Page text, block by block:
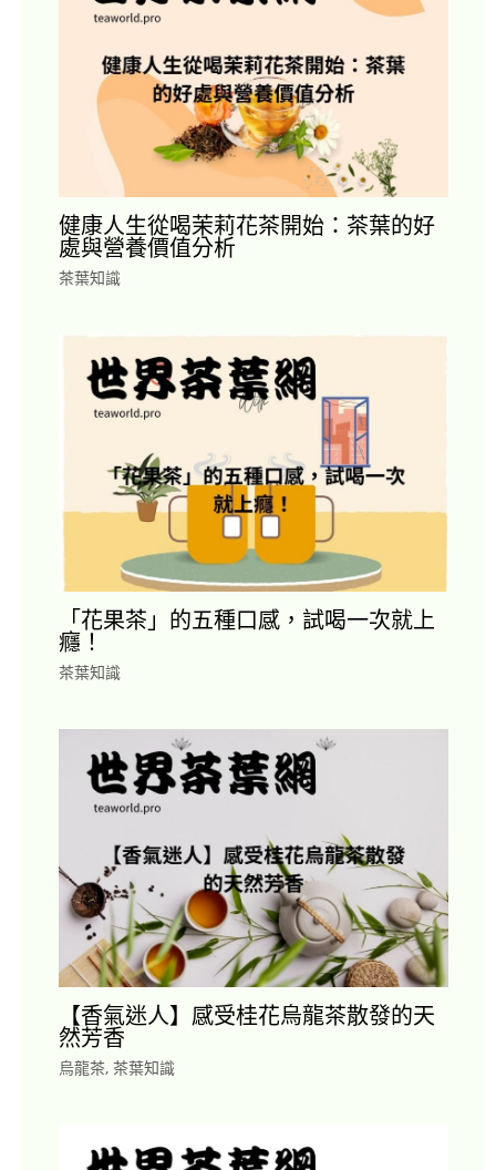
健康人生從喝茉莉花茶開始：茶葉的好
處與營養價值分析
茶葉知識
「花果茶」的五種口感，試喝一次就上
癮！
茶葉知識
【香氣迷人】感受桂花烏龍茶散發的天
然芳香
烏龍茶, 茶葉知識